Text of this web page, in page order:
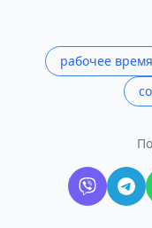
рабочее время